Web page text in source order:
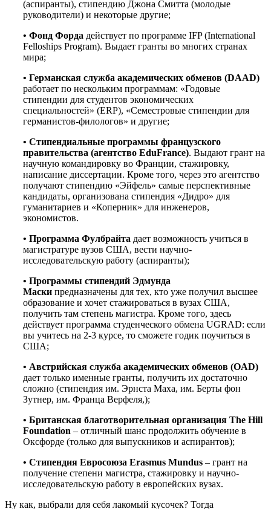
(аспиранты), стипендию Джона Смитта (молодые
руководители) и некоторые другие;
• Фонд Форда действует по программе IFP (International
Felloships Program). Выдает гранты во многих странах
мира;
• Германская служба академических обменов (DAAD)
работает по нескольким программам: «Годовые
стипендии для студентов экономических
специальностей» (ERP), «Семестровые стипендии для
германистов-филологов» и другие;
• Стипендиальные программы французского
правительства (агентство EduFrance). Выдают грант на
научную командировку во Франции, стажировку,
написание диссертации. Кроме того, через это агентство
получают стипендию «Эйфель» самые перспективные
кандидаты, организована стипендия «Дидро» для
гуманитариев и «Коперник» для инженеров,
экономистов.
• Программа Фулбрайта дает возможность учиться в
магистратуре вузов США, вести научно-
исследовательскую работу (аспиранты);
• Программы стипендий Эдмунда
Маски предназначены для тех, кто уже получил высшее
образование и хочет стажироваться в вузах США,
получить там степень магистра. Кроме того, здесь
действует программа студенческого обмена UGRAD: если
вы учитесь на 2-3 курсе, то сможете годик поучиться в
США;
• Австрийская служба академических обменов (OAD)
дает только именные гранты, получить их достаточно
сложно (стипендия им. Эрнста Маха, им. Берты фон
Зутнер, им. Франца Верфеля,);
• Британская благотворительная организация The Hill
Foundation – отличный шанс продолжить обучение в
Оксфорде (только для выпускников и аспирантов);
• Стипендия Евросоюза Erasmus Mundus – грант на
получение степени магистра, стажировку и научно-
исследовательскую работу в европейских вузах.
Ну как, выбрали для себя лакомый кусочек? Тогда